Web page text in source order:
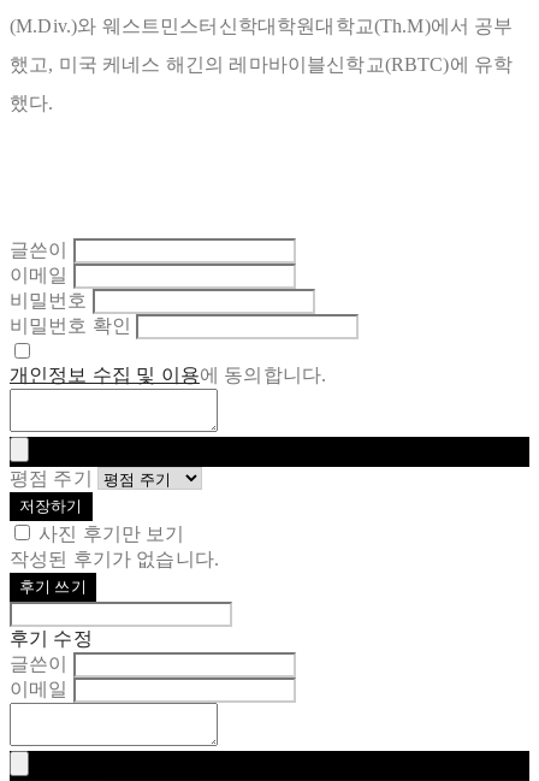
(M.Div.)와 웨스트민스터신학대학원대학교(Th.M)에서 공부
했고, 미국 케네스 해긴의 레마바이블신학교(RBTC)에 유학
했다.
글쓴이
이메일
비밀번호
비밀번호 확인
개인정보 수집 및 이용에 동의합니다.
평점 주기
저장하기
사진 후기만 보기
작성된 후기가 없습니다.
후기 쓰기
후기 수정
글쓴이
이메일